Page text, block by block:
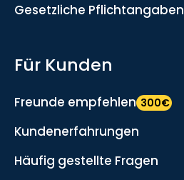
Gesetzliche Pflichtangaben
Für Kunden
Freunde empfehlen 300€
Kundenerfahrungen
Häufig gestellte Fragen